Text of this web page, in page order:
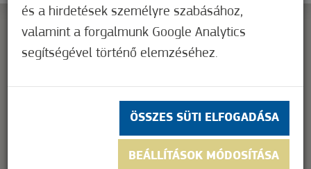
This page can't load Google Maps correctly.
Do you own this website? OK
és a hirdetések személyre szabásához,
valamint a forgalmunk Google Analytics
segítségével történő elemzéséhez.
ÖSSZES SÜTI ELFOGADÁSA
BEÁLLÍTÁSOK MÓDOSÍTÁSA